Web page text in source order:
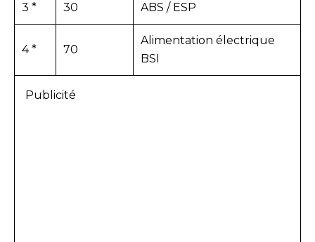
3 * 30 ABS / ESP
4 * 70
Alimentation électrique
BSI
Publicité